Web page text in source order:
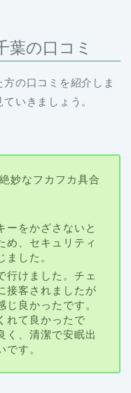
の口コミ
いきましょう。
妙なフカフカ具合
をかざさないと
め、セキュリティ
ました。
けました。チェ
接客されましたが
じ良かったです。
れて良かったで
、清潔で安眠出
です。